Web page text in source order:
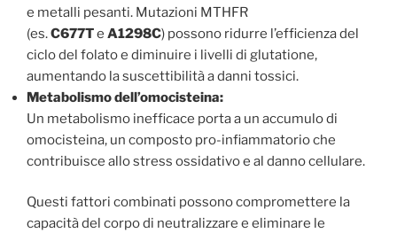
e metalli pesanti. Mutazioni MTHFR
(es.C677Te A1298C) possono ridurre l’efficienza del
ciclo del folato e diminuire i livelli di glutatione,
aumentando la suscettibilità a danni tossici.
Metabolismo dell’omocisteina:
Un metabolismo inefficace porta a un accumulo di
omocisteina, un composto pro-infiammatorio che
contribuisce allo stress ossidativo e al danno cellulare.
Questi fattori combinati possono compromettere la
capacità del corpo di neutralizzare e eliminare le